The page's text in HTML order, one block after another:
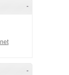
-
-